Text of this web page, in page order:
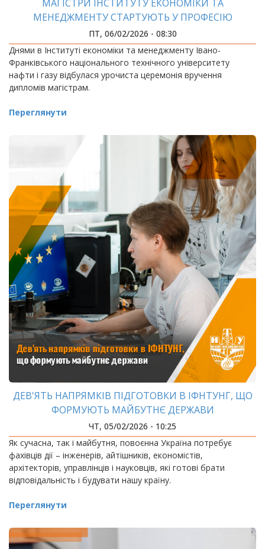
МАГІСТРИ ІНСТИТУТУ ЕКОНОМІКИ ТА
МЕНЕДЖМЕНТУ СТАРТУЮТЬ У ПРОФЕСІЮ
ПТ, 06/02/2026 - 08:30
Днями в Інституті економіки та менеджменту Івано-
Франківського національного технічного університету
нафти і газу відбулася урочиста церемонія вручення
дипломів магістрам.
Переглянути
ДЕВ'ЯТЬ НАПРЯМКІВ ПІДГОТОВКИ В ІФНТУНГ, ЩО
ФОРМУЮТЬ МАЙБУТНЄ ДЕРЖАВИ
ЧТ, 05/02/2026 - 10:25
Як сучасна, так і майбутня, повоєнна Україна потребує
фахівців дії – інженерів, айтішників, економістів,
архітекторів, управлінців і науковців, які готові брати
відповідальність і будувати нашу країну.
Переглянути